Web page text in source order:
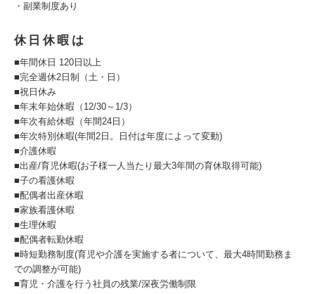
・副業制度あり
休日休暇は
■年間休日 120日以上
■完全週休2日制（土・日）
■祝日休み
■年末年始休暇（12/30～1/3）
■年次有給休暇（年間24日）
■年次特別休暇(年間2日。日付は年度によって変動)
■介護休暇
■出産/育児休暇(お子様一人当たり最大3年間の育休取得可能)
■子の看護休暇
■配偶者出産休暇
■家族看護休暇
■生理休暇
■配偶者転勤休暇
■時短勤務制度(育児や介護を実施する者について、最大4時間勤務ま
での調整が可能)
■育児・介護を行う社員の残業/深夜労働制限